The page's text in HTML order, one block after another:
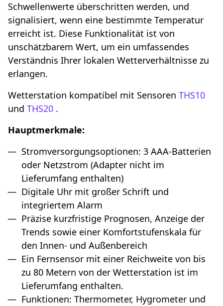
Schwellenwerte überschritten werden, und
signalisiert, wenn eine bestimmte Temperatur
erreicht ist. Diese Funktionalität ist von
unschätzbarem Wert, um ein umfassendes
Verständnis Ihrer lokalen Wetterverhältnisse zu
erlangen.
Wetterstation kompatibel mit Sensoren THS10
und THS20 .
Hauptmerkmale:
Stromversorgungsoptionen: 3 AAA-Batterien
oder Netzstrom (Adapter nicht im
Lieferumfang enthalten)
Digitale Uhr mit großer Schrift und
integriertem Alarm
Präzise kurzfristige Prognosen, Anzeige der
Trends sowie einer Komfortstufenskala für
den Innen- und Außenbereich
Ein Fernsensor mit einer Reichweite von bis
zu 80 Metern von der Wetterstation ist im
Lieferumfang enthalten.
Funktionen: Thermometer, Hygrometer und